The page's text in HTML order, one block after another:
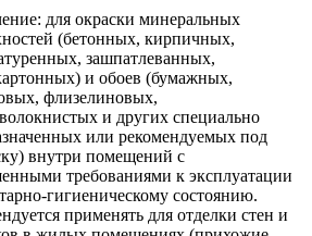
для окраски минеральных
(бетонных, кирпичных,
зашпатлеванных,
и обоев (бумажных,
флизелиновых,
и других специально
или рекомендуемых под
внутри помещений с
требованиями к эксплуатации
гигиеническому состоянию.
применять для отделки стен и